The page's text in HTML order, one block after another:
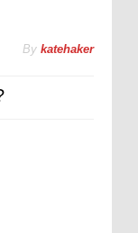
By katehaker